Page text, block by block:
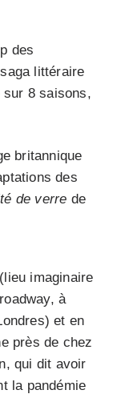
des
littéraire
8 saisons,
britannique
des
de verre de
imaginaire
à
et en
près de chez
qui dit avoir
la pandémie